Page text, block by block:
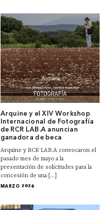
Arquine y el XIV Workshop
Internacional de Fotografía
de RCR LAB.A anuncian
ganadora de beca
Arquine y RCR LAB.A convocaron el
pasado mes de mayo a la
presentación de solicitudes para la
concesión de una [...]
MARZO 2026